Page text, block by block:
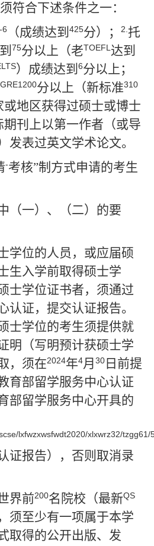
符合下述条件之一：
6 （成绩达到 425分）； 2. 托
75分以上（老TOEFL 达到
）成绩达到 6分以上；
分以上（新标准310
或地区获得过硕士或博士
期刊上以第一作者（或导
发表过英文学术论文。
-考核”制方式申请的考生
（一）、（二）的要
学位的人员，或应届硕
生入学前取得硕士学
士学位证书者，须通过
认证，提交认证报告。
士学位的考生须提供就
明（写明预计获硕士学
，须在2024年4月 30 日前提
育部留学服务中心认证
部留学服务中心开具的
lxfwzxwsfwdt2020/xlxwrz32/
证报告），否则取消录
界前200名院校（最新QS
须至少有一项属于本学
取得的公开出版、发